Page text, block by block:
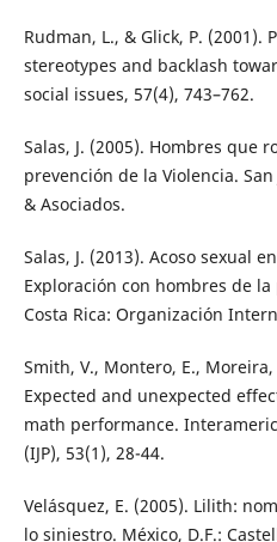
Rudman, L., & Glick, P. (2001).
stereotypes and backlash
social issues, 57(4), 743–762.
Salas, J. (2005). Hombres que
prevención de la Violencia. San
& Asociados.
Salas, J. (2013). Acoso sexual
Exploración con hombres de
Costa Rica: Organización
Smith, V., Montero, E., Moreira,
Expected and unexpected
math performance.
(IJP), 53(1), 28-44.
Velásquez, E. (2005). Lilith:
lo siniestro. México, D.F.: